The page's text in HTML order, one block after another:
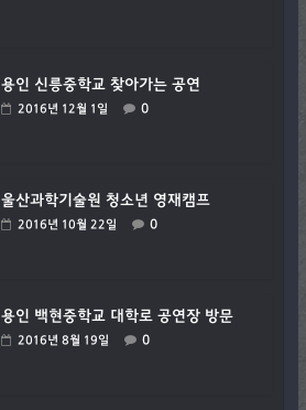
용인 신릉중학교 찾아가는 공연
2016년 12월 1일 0
울산과학기술원 청소년 영재캠프
2016년 10월 22일 0
용인 백현중학교 대학로 공연장 방문
2016년 8월 19일 0